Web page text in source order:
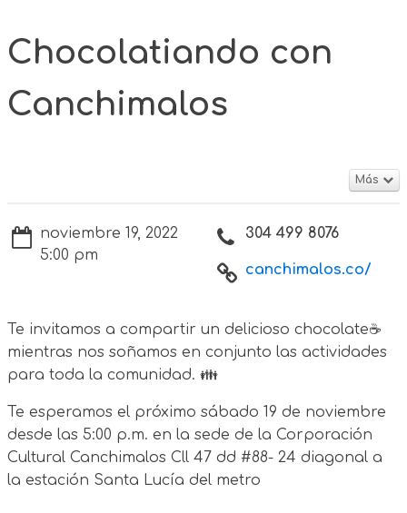
Chocolatiando con
Canchimalos
Más
noviembre 19, 2022
5:00 pm
304 499 8076
canchimalos.co/
Te invitamos a compartir un delicioso chocolate☕
mientras nos soñamos en conjunto las actividades
para toda la comunidad. 👪
Te esperamos el próximo sábado 19 de noviembre
desde las 5:00 p.m. en la sede de la Corporación
Cultural Canchimalos Cll 47 dd #88- 24 diagonal a
la estación Santa Lucía del metro